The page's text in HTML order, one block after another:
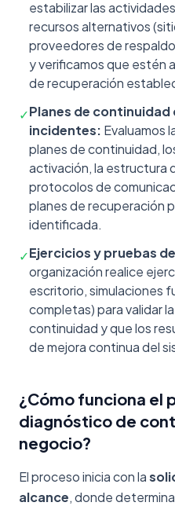
estabilizar las
recursos alternativos
proveedores de
y verificamos que estén
de recuperación
✓Planes de
incidentes: Evaluamos
planes de continuidad,
activación, la estructura
protocolos de
planes de recuperación
identificada.
✓Ejercicios y pruebas
organización realice
escritorio, simulaciones
completas) para validar
continuidad y que los
de mejora continua del
¿Cómo funciona el
diagnóstico de
negocio?
El proceso inicia con la
alcance, donde